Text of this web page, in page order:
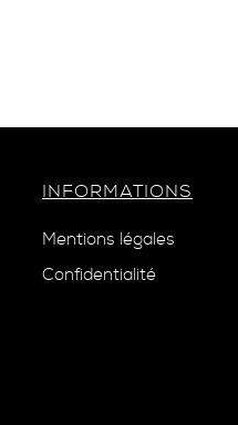
INFORMATIONS
Mentions légales
Confidentialité